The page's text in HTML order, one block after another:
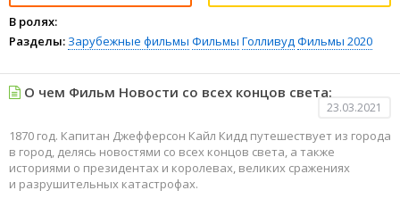
В ролях:
Разделы: Зарубежные фильмы Фильмы ГолливудФильмы 2020
О чем Фильм Новости со всех концов света:
23.03.2021
1870 год. Капитан Джефферсон Кайл Кидд путешествует из города
в город, делясь новостями со всех концов света, а также
историями о президентах и ​​королевах, великих сражениях
и разрушительных катастрофах.